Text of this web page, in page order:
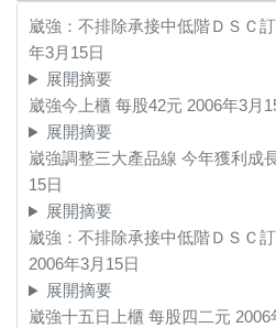
崴強：不排除承接中低階ＤＳＣ
年3月15日
展開摘要
崴強今上櫃 每股42元 2006年3月
展開摘要
崴強調整三大產品線 今年獲利成
15日
展開摘要
崴強：不排除承接中低階ＤＳＣ
2006年3月15日
展開摘要
崴強十五日上櫃 每股四二元 2006